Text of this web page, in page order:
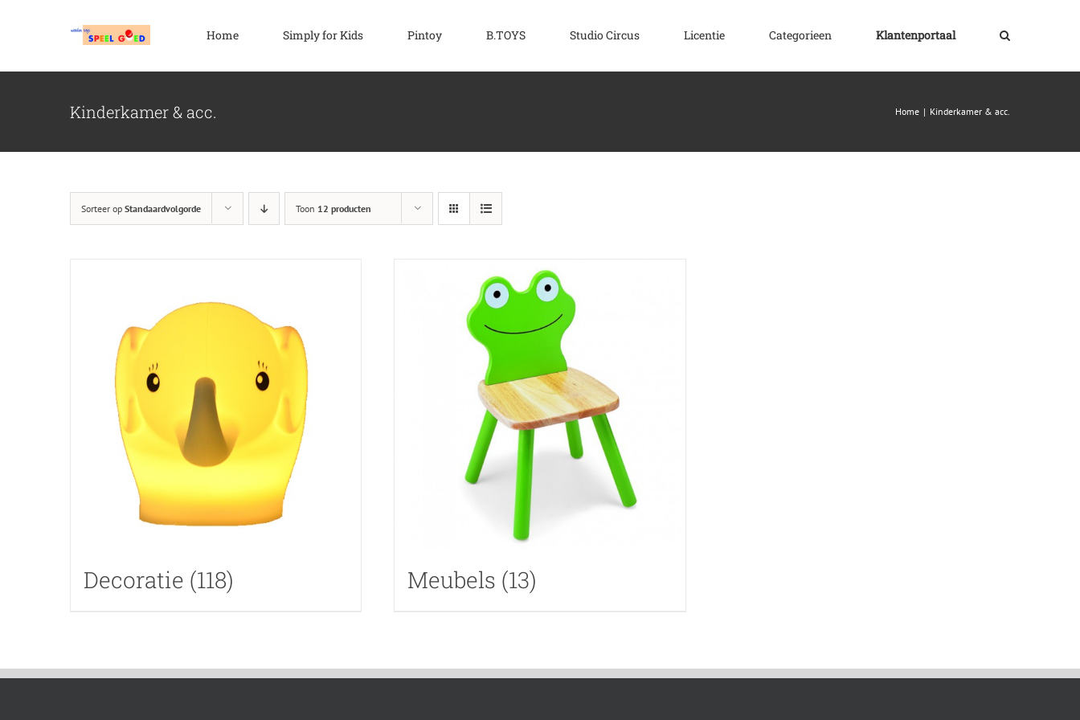
Home Simply for Kids Pintoy B.TOYS Studio Circus Licentie Categorieen Klantenportaal
Kinderkamer & acc. Home | Kinderkamer & acc.
Sorteer op Standaardvolgorde Toon 12 producten
Decoratie (118) Meubels (13)